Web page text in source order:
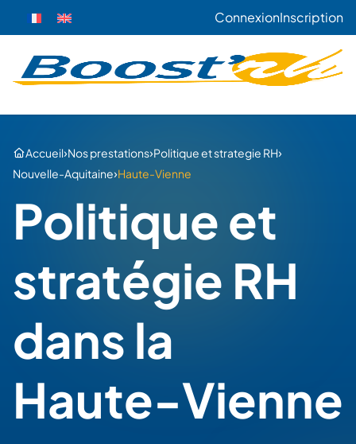
ConnexionInscription
Accueil›Nos prestations›Politique et strategie RH›
Nouvelle-Aquitaine›Haute-Vienne
Politique et
stratégie RH
dans la
Haute-Vienne